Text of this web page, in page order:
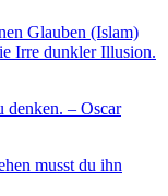
Glauben (Islam)
Irre dunkler Illusion.
denken. – Oscar
musst du ihn